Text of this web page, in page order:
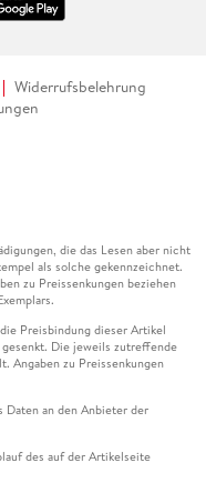
Widerrufsbelehrung
die das Lesen aber nicht
als solche gekennzeichnet.
zu Preissenkungen beziehen
Preisbindung dieser Artikel
Die jeweils zutreffende
Angaben zu Preissenkungen
an den Anbieter der
des auf der Artikelseite